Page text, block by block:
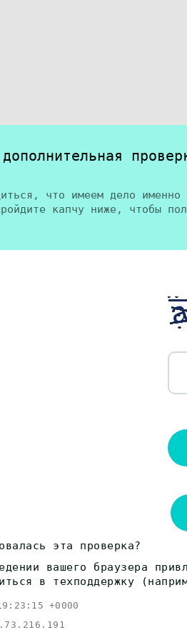
что имеем дело
капчу ниже, чтобы
эта проверка?
вашего браузера
в техподдержку
+0000